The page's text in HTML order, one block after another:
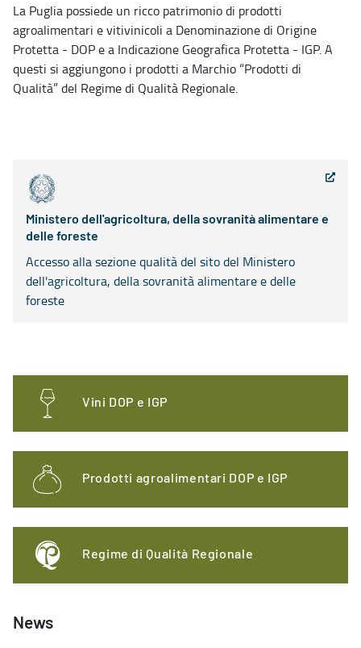
La Puglia possiede un ricco patrimonio di prodotti
agroalimentari e vitivinicoli a Denominazione di Origine
Protetta - DOP e a Indicazione Geografica Protetta - IGP. A
questi si aggiungono i prodotti a Marchio “Prodotti di
Qualità” del Regime di Qualità Regionale.
Ministero dell'agricoltura, della sovranità alimentare e
delle foreste
Accesso alla sezione qualità del sito del Ministero
dell'agricoltura, della sovranità alimentare e delle
foreste
Vini DOP e IGP
Prodotti agroalimentari DOP e IGP
Regime di Qualità Regionale
News